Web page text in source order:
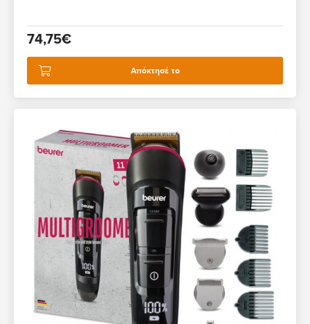
74,75€
Απόκτησέ το